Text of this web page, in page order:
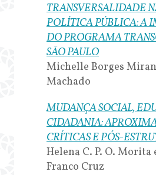
TRANSVERSALIDADE
POLÍTICA PÚBLICA: A
DO PROGRAMA
SÃO PAULO
Michelle Borges
Machado
MUDANÇA SOCIAL,
CIDADANIA:
CRÍTICAS E PÓS-
Helena C. P. O. Morita
Franco Cruz